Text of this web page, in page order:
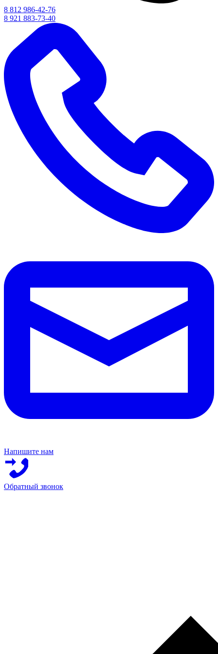
8 812 986-42-76
8 921 883-73-40
Напишите нам
Обратный звонок